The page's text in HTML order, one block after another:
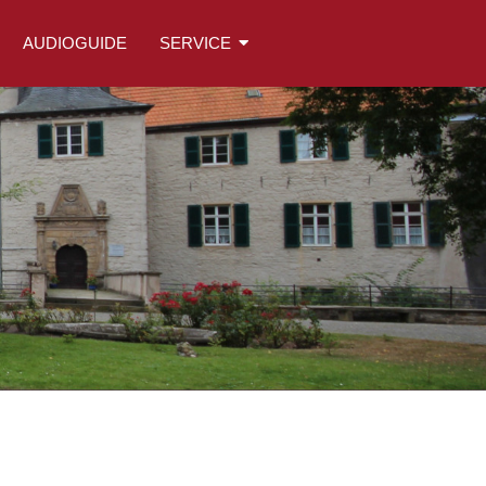
AUDIOGUIDE SERVICE